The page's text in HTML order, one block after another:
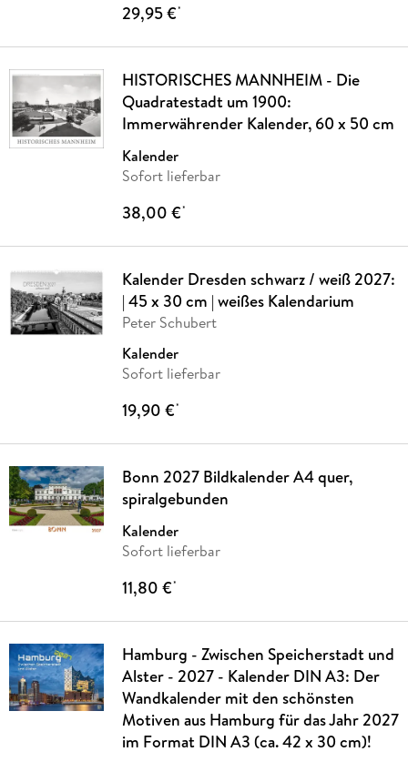
29,95 €*
HISTORISCHES MANNHEIM - Die
Quadratestadt um 1900:
Immerwährender Kalender, 60 x 50 cm
Kalender
Sofort lieferbar
38,00 €*
Kalender Dresden schwarz / weiß 2027:
| 45 x 30 cm | weißes Kalendarium
Peter Schubert
Kalender
Sofort lieferbar
19,90 €*
Bonn 2027 Bildkalender A4 quer,
spiralgebunden
Kalender
Sofort lieferbar
11,80 €*
Hamburg - Zwischen Speicherstadt und
Alster - 2027 - Kalender DIN A3: Der
Wandkalender mit den schönsten
Motiven aus Hamburg für das Jahr 2027
im Format DIN A3 (ca. 42 x 30 cm)!